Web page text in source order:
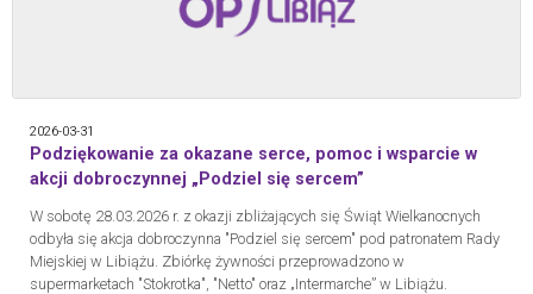
2026-03-31
Podziękowanie za okazane serce, pomoc i wsparcie w
akcji dobroczynnej „Podziel się sercem”
W sobotę 28.03.2026 r. z okazji zbliżających się Świąt Wielkanocnych
odbyła się akcja dobroczynna "Podziel się sercem" pod patronatem Rady
Miejskiej w Libiążu. Zbiórkę żywności przeprowadzono w
supermarketach "Stokrotka", "Netto" oraz „Intermarche” w Libiążu.